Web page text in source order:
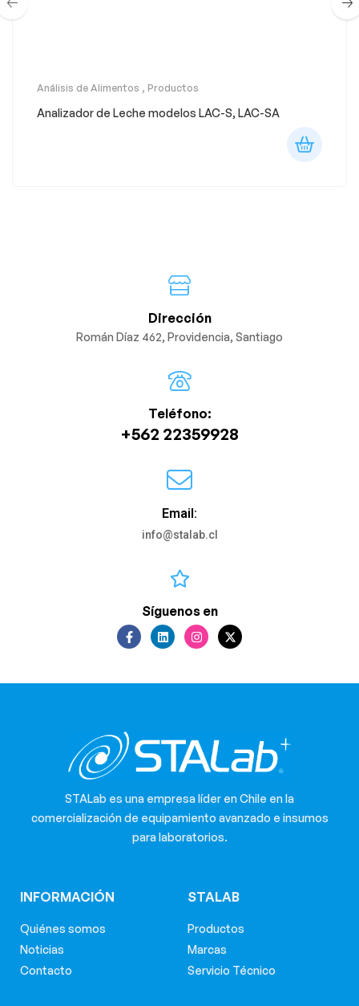
Análisis de Alimentos , Productos
Analizador de Leche modelos LAC-S, LAC-SA
Dirección
Román Díaz 462, Providencia, Santiago
Teléfono:
+562 22359928
Email:
info@stalab.cl
Síguenos en
STALab es una empresa líder en Chile en la
comercialización de equipamiento avanzado e insumos
para laboratorios.
INFORMACIÓN
Quiénes somos
Noticias
Contacto
STALAB
Productos
Marcas
Servicio Técnico